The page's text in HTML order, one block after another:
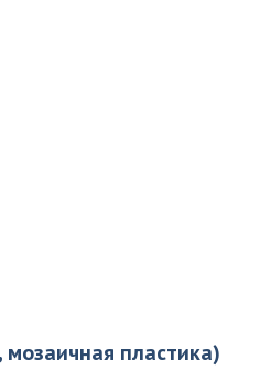
пластика)